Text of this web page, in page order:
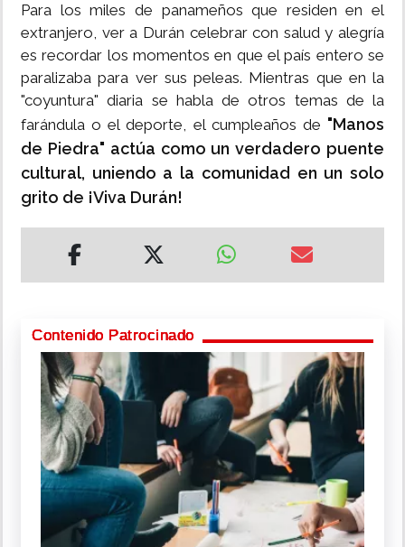
Para los miles de panameños que residen en el
extranjero, ver a Durán celebrar con salud y alegría
es recordar los momentos en que el país entero se
paralizaba para ver sus peleas. Mientras que en la
"coyuntura" diaria se habla de otros temas de la
farándula o el deporte, el cumpleaños de "Manos
de Piedra" actúa como un verdadero puente
cultural, uniendo a la comunidad en un solo
grito de ¡Viva Durán!
Contenido Patrocinado